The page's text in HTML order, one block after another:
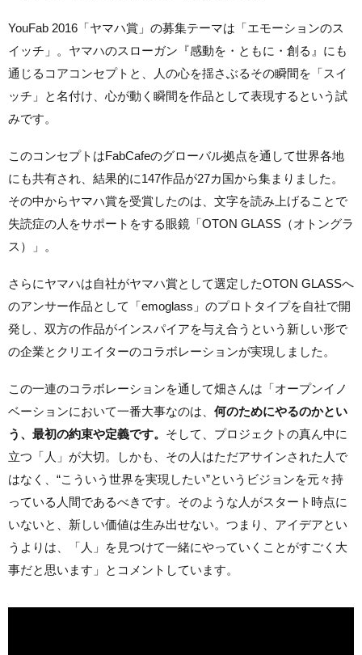
YouFab 2016「ヤマハ賞」の募集テーマは「エモーションのス
イッチ」。ヤマハのスローガン『感動を・ともに・創る』にも
通じるコアコンセプトと、人の心を揺さぶるその瞬間を「スイ
ッチ」と名付け、心が動く瞬間を作品として表現するという試
みです。
このコンセプトはFabCafeのグローバル拠点を通して世界各地
にも共有され、結果的に147作品が27カ国から集まりました。
その中からヤマハ賞を受賞したのは、文字を読み上げることで
失読症の人をサポートをする眼鏡「OTON GLASS（オトングラ
ス）」。
さらにヤマハは自社がヤマハ賞として選定したOTON GLASSへ
のアンサー作品として「emoglass」のプロトタイプを自社で開
発し、双方の作品がインスパイアを与え合うという新しい形で
の企業とクリエイターのコラボレーションが実現しました。
この一連のコラボレーションを通して畑さんは「オープンイノ
ベーションにおいて一番大事なのは、 何のためにやるのかとい
う、最初の約束や定義です。 そして、プロジェクトの真ん中に
立つ「人」が大切。しかも、その人はただアサインされた人で
はなく、“こういう世界を実現したい”というビジョンを元々持
っている人間であるべきです。そのような人がスタート時点に
いないと、新しい価値は生み出せない。つまり、アイデアとい
うよりは、「人」を見つけて一緒にやっていくことがすごく大
事だと思います」とコメントしています。